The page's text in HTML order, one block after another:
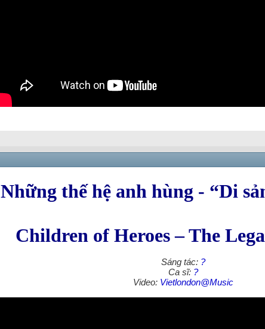
Những thế hệ anh hùng - “Di
Children of Heroes – The
Sáng tác: ?
Ca sĩ: ?
Video: Vietlondon@Music